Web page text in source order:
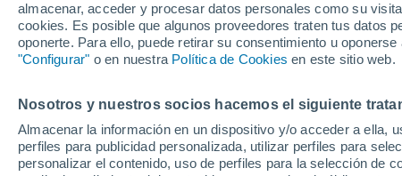
almacenar, acceder y procesar datos personales como su
cookies. Es posible que algunos proveedores traten tus datos
oponerte. Para ello, puede retirar su consentimiento u
"Configurar" o en nuestra Política de Cookies en este sitio web.
Nosotros y nuestros socios hacemos el siguiente
Almacenar la información en un dispositivo y/o acceder a ella,
perfiles para publicidad personalizada, utilizar perfiles para
personalizar el contenido, uso de perfiles para la selección de
20°
20°
25°
28°
29°
27°
21°